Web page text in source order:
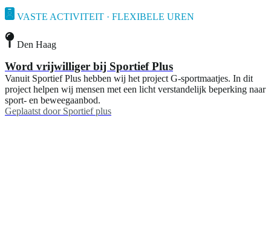
VASTE ACTIVITEIT · FLEXIBELE UREN
Den Haag
Word vrijwilliger bij Sportief Plus
Vanuit Sportief Plus hebben wij het project G-sportmaatjes. In dit
project helpen wij mensen met een licht verstandelijk beperking naar
sport- en beweegaanbod.
Geplaatst door Sportief plus